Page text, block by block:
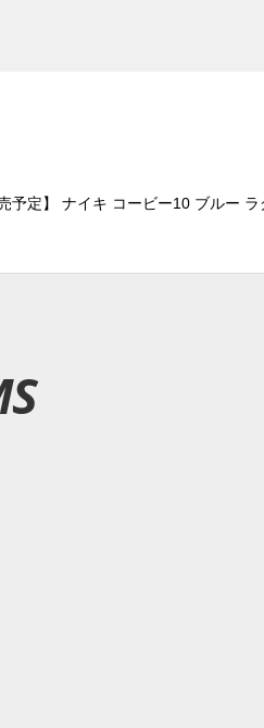
予定】 ナイキ コービー10 ブルー